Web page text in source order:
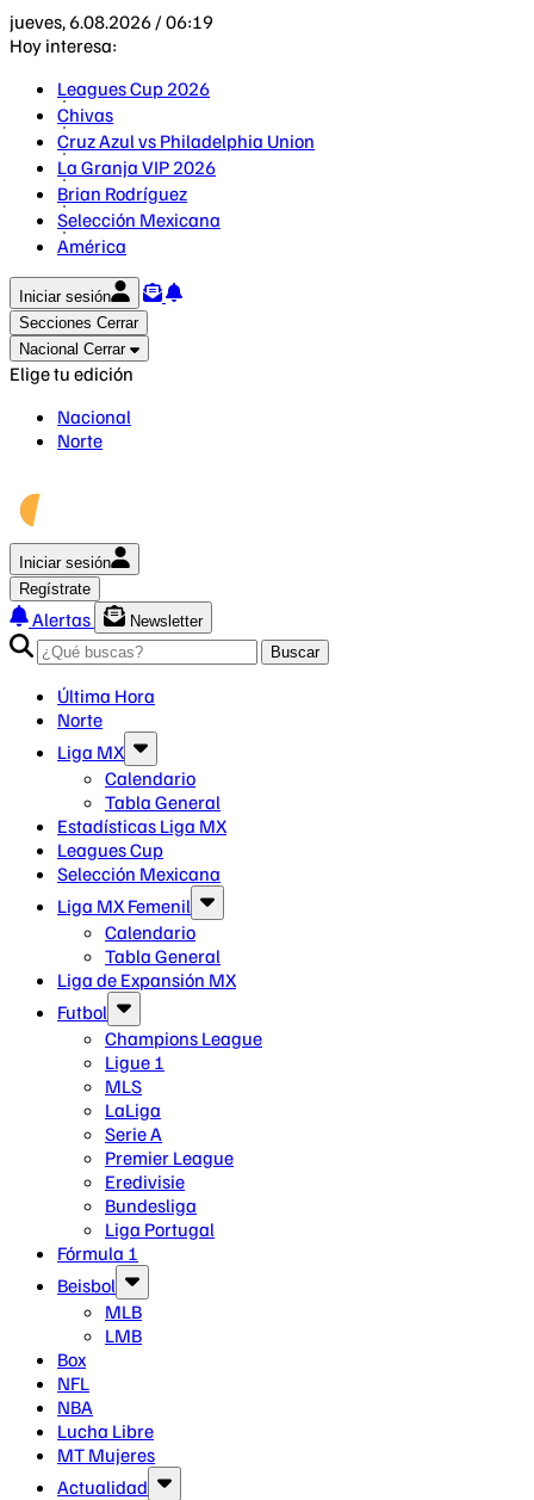
jueves, 6.08.2026 / 06:19
Hoy interesa:
Leagues Cup 2026
Chivas
Cruz Azul vs Philadelphia Union
La Granja VIP 2026
Brian Rodríguez
Selección Mexicana
América
Iniciar sesión
Secciones Cerrar
Nacional Cerrar
Elige tu edición
Nacional
Norte
Iniciar sesión
Regístrate
Alertas
Newsletter
Buscar
Última Hora
Norte
Liga MX
Calendario
Tabla General
Estadísticas Liga MX
Leagues Cup
Selección Mexicana
Liga MX Femenil
Calendario
Tabla General
Liga de Expansión MX
Futbol
Champions League
Ligue 1
MLS
LaLiga
Serie A
Premier League
Eredivisie
Bundesliga
Liga Portugal
Fórmula 1
Beisbol
MLB
LMB
Box
NFL
NBA
Lucha Libre
MT Mujeres
Actualidad